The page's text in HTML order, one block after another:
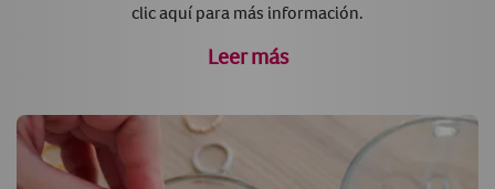
clic aquí para más información.
Leer más